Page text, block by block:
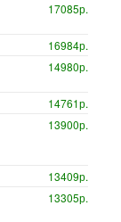
17085р.
16984р.
14980р.
14761р.
13900р.
13409р.
13305р.